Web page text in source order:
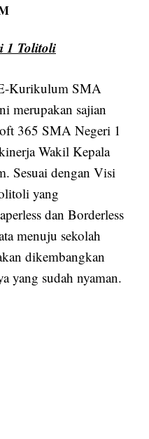
1 Tolitoli
Kurikulum SMA
merupakan sajian
365 SMA Negeri 1
Wakil Kepala
Sesuai dengan Visi
yang
dan Borderless
menuju sekolah
dikembangkan
yang sudah nyaman.